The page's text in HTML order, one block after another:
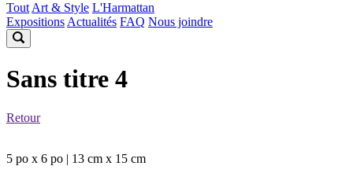
Tout Art & Style L'Harmattan
Expositions Actualités FAQ Nous joindre
Sans titre 4
Retour
5 po x 6 po | 13 cm x 15 cm